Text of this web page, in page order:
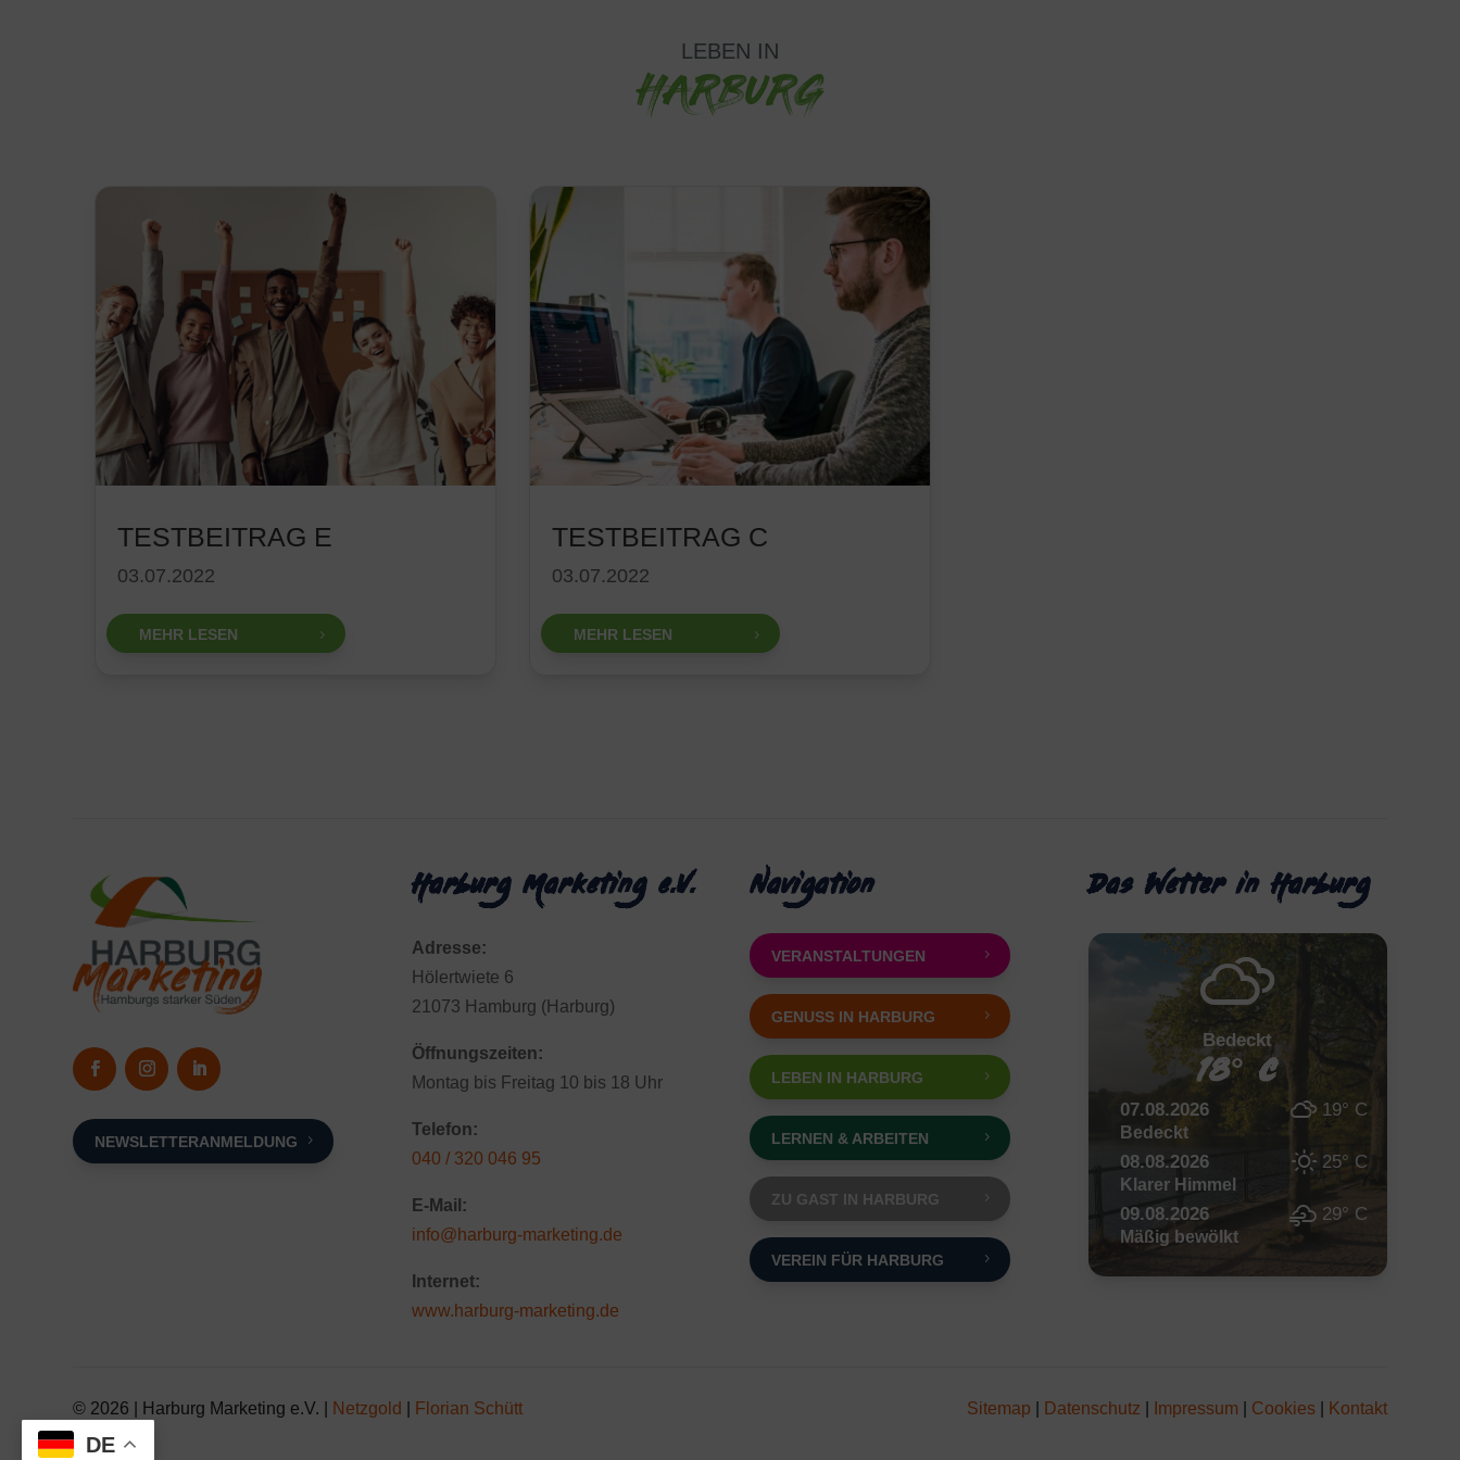
LEBEN IN
HARBURG
TESTBEITRAG E
03.07.2022
MEHR LESEN
TESTBEITRAG C
03.07.2022
MEHR LESEN
NEWSLETTERANMELDUNG
Harburg Marketing e.V.
Adresse:
Hölertwiete 6
21073 Hamburg (Harburg)
Öffnungszeiten:
Montag bis Freitag 10 bis 18 Uhr
Telefon:
040 / 320 046 95
E-Mail:
info@harburg-marketing.de
Internet:
www.harburg-marketing.de
Navigation
VERANSTALTUNGEN
GENUSS IN HARBURG
LEBEN IN HARBURG
LERNEN & ARBEITEN
ZU GAST IN HARBURG
VEREIN FÜR HARBURG
Das Wetter in Harburg
Bedeckt
18° C
07.08.2026
Bedeckt
19° C
08.08.2026
Klarer Himmel
25° C
09.08.2026
Mäßig bewölkt
29° C
© 2026 | Harburg Marketing e.V. | Netzgold Florian Schütt Sitemap Datenschutz Impressum Cookies| Kontakt
DE